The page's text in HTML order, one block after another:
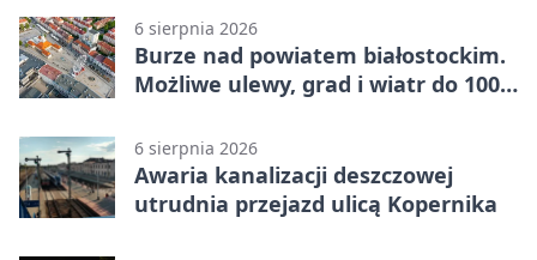
6 sierpnia 2026
Burze nad powiatem białostockim.
Możliwe ulewy, grad i wiatr do 100
6 sierpnia 2026
Awaria kanalizacji deszczowej
utrudnia przejazd ulicą Kopernika